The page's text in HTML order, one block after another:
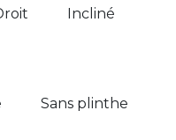
Incliné
Sans plinthe